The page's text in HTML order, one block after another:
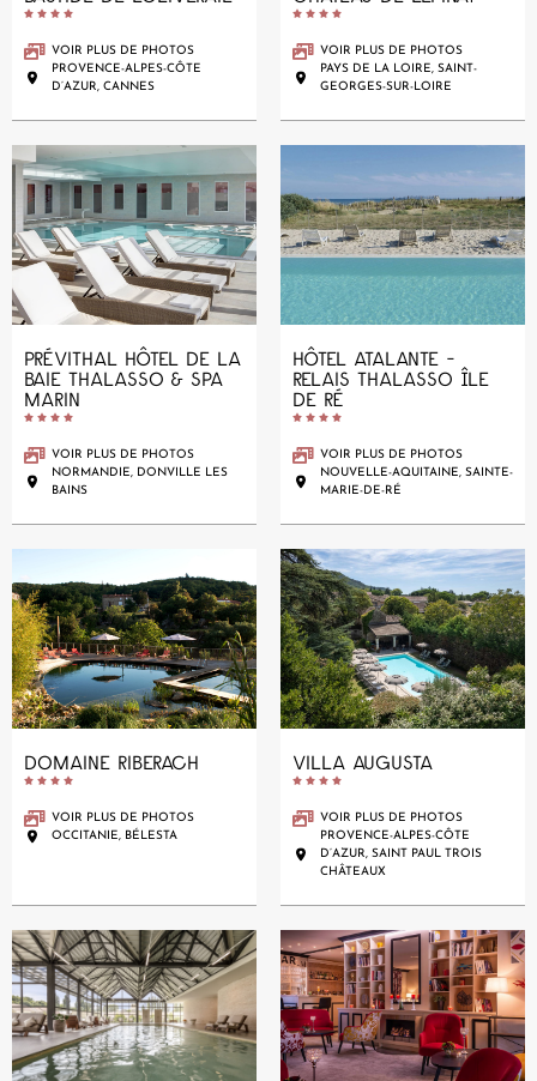
   
VOIR PLUS DE PHOTOS
PROVENCE-ALPES-CÔTE
D’AZUR, CANNES
   
VOIR PLUS DE PHOTOS
PAYS DE LA LOIRE, SAINT-
GEORGES-SUR-LOIRE
PRÉVITHAL HÔTEL DE LA
BAIE THALASSO & SPA
MARIN
   
VOIR PLUS DE PHOTOS
NORMANDIE, DONVILLE LES
BAINS
HÔTEL ATALANTE -
RELAIS THALASSO ÎLE
DE RÉ
   
VOIR PLUS DE PHOTOS
NOUVELLE-AQUITAINE, SAINTE-
MARIE-DE-RÉ
DOMAINE RIBERACH
   
VOIR PLUS DE PHOTOS
OCCITANIE, BÉLESTA
VILLA AUGUSTA
   
VOIR PLUS DE PHOTOS
PROVENCE-ALPES-CÔTE
D’AZUR, SAINT PAUL TROIS
CHÂTEAUX